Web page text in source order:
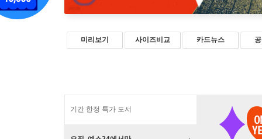
미리보기 사이즈비교 카드뉴스
기간 한정 특가 도서